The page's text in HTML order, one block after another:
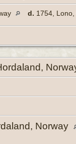
d. 1754,
Norway